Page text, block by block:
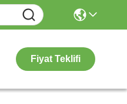
Fiyat Teklifi